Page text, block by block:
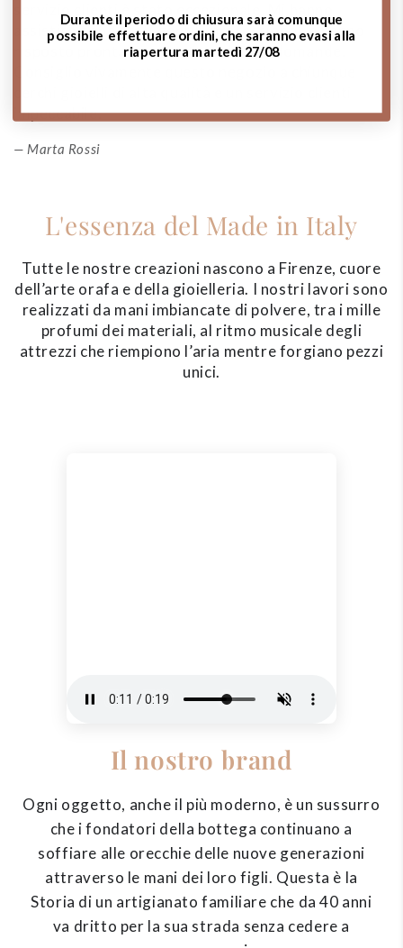
assistito,sono stati gentili, professionali e hanno
risposto prontamente a tutte le mie domande.
impeccabile.
Marta Rossi
L'essenza del Made in Italy
Tutte le nostre creazioni nascono a Firenze, cuore
dell’arte orafa e della gioielleria. I nostri lavori sono
realizzati da mani imbiancate di polvere, tra i mille
profumi dei materiali, al ritmo musicale degli
attrezzi che riempiono l’aria mentre forgiano pezzi
unici.
Il nostro brand
Ogni oggetto, anche il più moderno, è un sussurro
che i fondatori della bottega continuano a
soffiare alle orecchie delle nuove generazioni
attraverso le mani dei loro figli. Questa è la
Storia di un artigianato familiare che da 40 anni
va dritto per la sua strada senza cedere a
Durante il periodo di chiusura sarà comunque
possibile effettuare ordini, che saranno evasi alla
riapertura martedì 27/08